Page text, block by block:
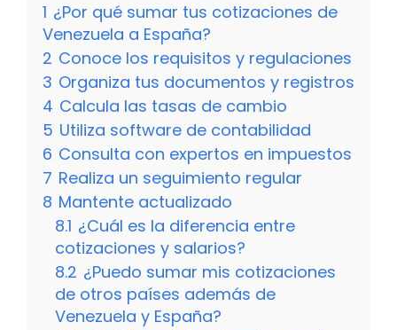
1 ¿Por qué sumar tus cotizaciones de
Venezuela a España?
2 Conoce los requisitos y regulaciones
3 Organiza tus documentos y registros
4 Calcula las tasas de cambio
5 Utiliza software de contabilidad
6 Consulta con expertos en impuestos
7 Realiza un seguimiento regular
8 Mantente actualizado
8.1 ¿Cuál es la diferencia entre
cotizaciones y salarios?
8.2 ¿Puedo sumar mis cotizaciones
de otros países además de
Venezuela y España?